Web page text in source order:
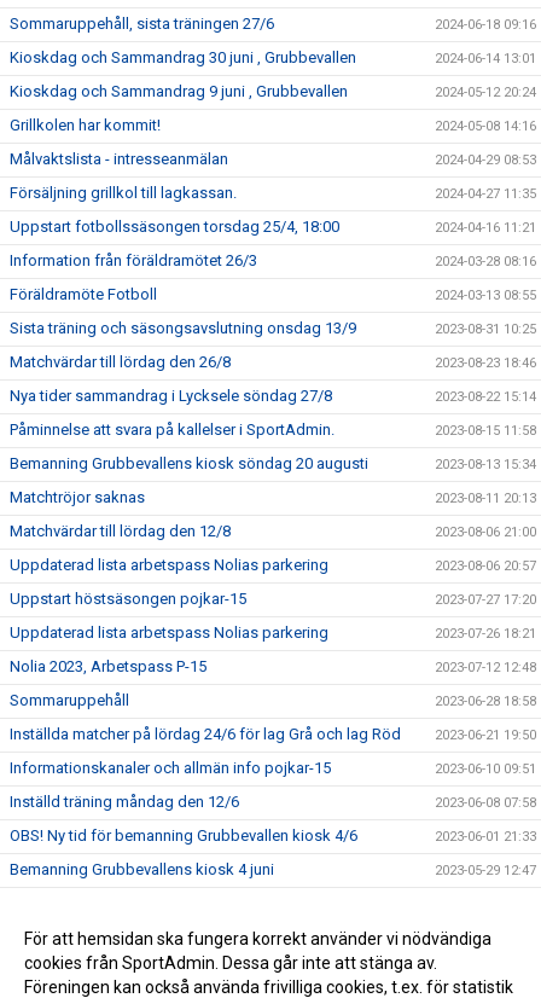
Sommaruppehåll, sista träningen 27/6 2024-06-18 09:16
Kioskdag och Sammandrag 30 juni , Grubbevallen 2024-06-14 13:01
Kioskdag och Sammandrag 9 juni , Grubbevallen 2024-05-12 20:24
Grillkolen har kommit! 2024-05-08 14:16
Målvaktslista - intresseanmälan 2024-04-29 08:53
Försäljning grillkol till lagkassan. 2024-04-27 11:35
Uppstart fotbollssäsongen torsdag 25/4, 18:00 2024-04-16 11:21
Information från föräldramötet 26/3 2024-03-28 08:16
Föräldramöte Fotboll 2024-03-13 08:55
Sista träning och säsongsavslutning onsdag 13/9 2023-08-31 10:25
Matchvärdar till lördag den 26/8 2023-08-23 18:46
Nya tider sammandrag i Lycksele söndag 27/8 2023-08-22 15:14
Påminnelse att svara på kallelser i SportAdmin. 2023-08-15 11:58
Bemanning Grubbevallens kiosk söndag 20 augusti 2023-08-13 15:34
Matchtröjor saknas 2023-08-11 20:13
Matchvärdar till lördag den 12/8 2023-08-06 21:00
Uppdaterad lista arbetspass Nolias parkering 2023-08-06 20:57
Uppstart höstsäsongen pojkar-15 2023-07-27 17:20
Uppdaterad lista arbetspass Nolias parkering 2023-07-26 18:21
Nolia 2023, Arbetspass P-15 2023-07-12 12:48
Sommaruppehåll 2023-06-28 18:58
Inställda matcher på lördag 24/6 för lag Grå och lag Röd 2023-06-21 19:50
Informationskanaler och allmän info pojkar-15 2023-06-10 09:51
Inställd träning måndag den 12/6 2023-06-08 07:58
OBS! Ny tid för bemanning Grubbevallen kiosk 4/6 2023-06-01 21:33
Bemanning Grubbevallens kiosk 4 juni 2023-05-29 12:47
Föräldramöte 2023-05-03 12:08
Nu är vi igång 2023-04-30 12:05
För att hemsidan ska fungera korrekt använder vi nödvändiga
cookies från SportAdmin. Dessa går inte att stänga av.
Föreningen kan också använda frivilliga cookies, t.ex. för statistik